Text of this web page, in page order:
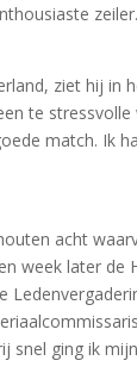
ziet hij in
te
match. Ik
acht
week later de
snel ging ik